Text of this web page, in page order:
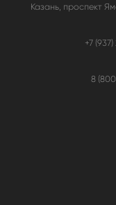
Казань, проспект
+7
8